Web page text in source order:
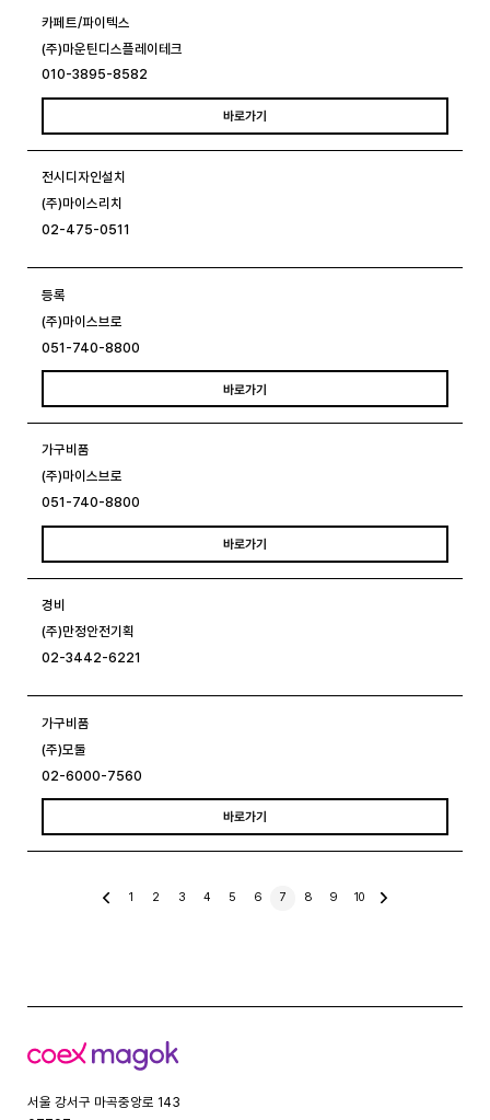
카페트/파이텍스
(주)마운틴디스플레이테크
010-3895-8582
바로가기
전시디자인설치
(주)마이스리치
02-475-0511
등록
(주)마이스브로
051-740-8800
바로가기
가구비품
(주)마이스브로
051-740-8800
바로가기
경비
(주)만정안전기획
02-3442-6221
가구비품
(주)모둘
02-6000-7560
바로가기
1 2 3 4 5 6 7 8 9 10
코
스
서울 강서구 마곡중앙로 143